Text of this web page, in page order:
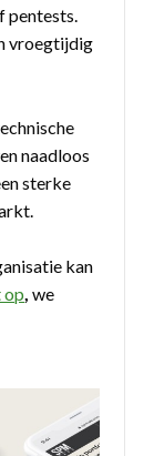
pentests.
vroegtijdig
naadloos
sterke
kan
op, we